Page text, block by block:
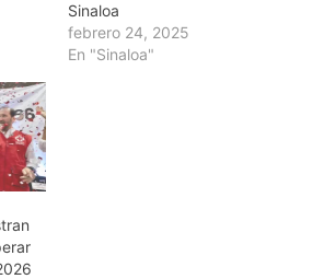
Sinaloa
febrero 24, 2025
En "Sinaloa"